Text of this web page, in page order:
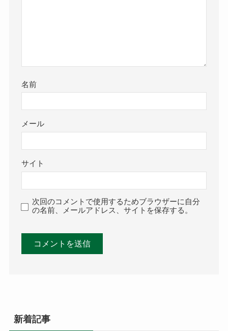
名前
メール
サイト
次回のコメントで使用するためブラウザーに自分
の名前、メールアドレス、サイトを保存する。
新着記事